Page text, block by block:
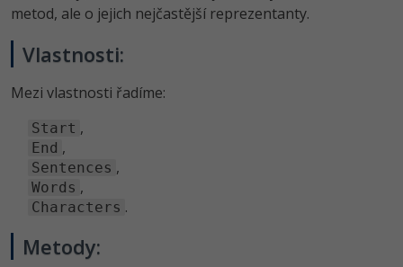
Fotografování
Video
Ostatní
metod, ale o jejich nejčastější reprezentanty.
Vlastnosti:
Mezi vlastnosti řadíme:
Start ,
End ,
Sentences ,
Words ,
Characters .
Metody: